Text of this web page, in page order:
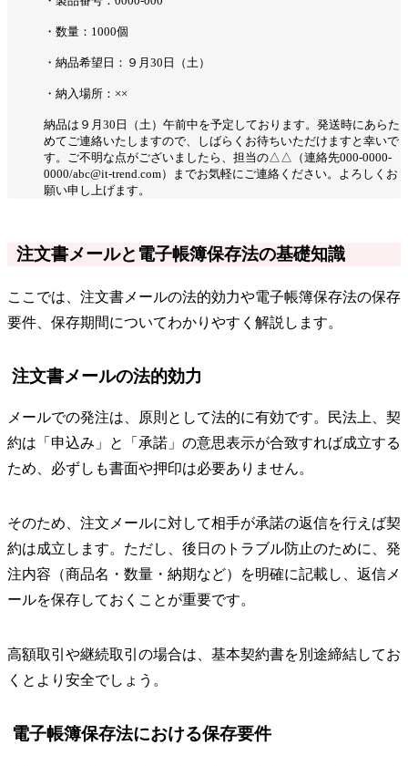
・数量：1000個
・納品希望日：９月30日（土）
・納入場所：××
納品は９月30日（土）午前中を予定しております。発送時にあらた
めてご連絡いたしますので、しばらくお待ちいただけますと幸いで
す。ご不明な点がございましたら、担当の△△（連絡先000-0000-
0000/abc@it-trend.com）までお気軽にご連絡ください。よろしくお
願い申し上げます。
注文書メールと電子帳簿保存法の基礎知識
ここでは、注文書メールの法的効力や電子帳簿保存法の保存
要件、保存期間についてわかりやすく解説します。
注文書メールの法的効力
メールでの発注は、原則として法的に有効です。民法上、契
約は「申込み」と「承諾」の意思表示が合致すれば成立する
ため、必ずしも書面や押印は必要ありません。
そのため、注文メールに対して相手が承諾の返信を行えば契
約は成立します。ただし、後日のトラブル防止のために、発
注内容（商品名・数量・納期など）を明確に記載し、返信メ
ールを保存しておくことが重要です。
高額取引や継続取引の場合は、基本契約書を別途締結してお
くとより安全でしょう。
電子帳簿保存法における保存要件